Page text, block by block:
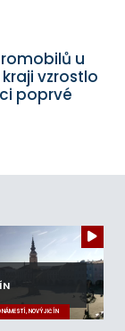
u
vzrostlo
poprvé
NÁMĚSTÍ, NOVÝ JIČÍN